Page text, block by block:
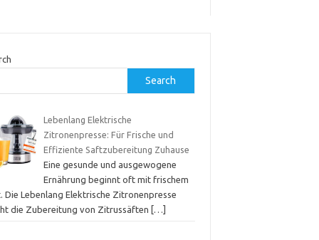
Search
Lebenlang Elektrische
Zitronenpresse: Für Frische und
Effiziente Saftzubereitung Zuhause
Eine gesunde und ausgewogene
Ernährung beginnt oft mit frischem
Die Lebenlang Elektrische Zitronenpresse
die Zubereitung von Zitrussäften
[…]